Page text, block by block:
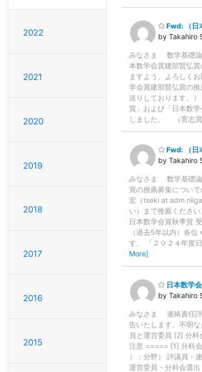
2022
2021
2020
2019
2018
2017
2016
2015
Fwd: （日
by Takahiro
みなさま 数学基礎論
本数学会賞建部賢弘
ますよう、よろしく
学会賞建部賢弘賞の
送りしております。
賞」および「日本数
しました。 （育志
Fwd: （日
by Takahiro
みなさま 数学基礎論
賞の推薦募集につ
宏（tseki at
い）まで推薦くださ
日本数学会賞秋季賞
（過去5年以内）各
す。 「２０２４年度
More]
日本数学
by Takahiro
みなさま 連絡責任評
告いたします。不明
員と運営委員 [2] 分
注意 ===== [1] 分科
）：分野） 評議員 -
運営委員 - 分科会選